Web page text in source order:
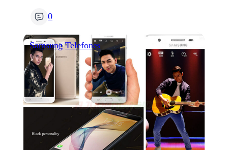
0
Samsung Telefones